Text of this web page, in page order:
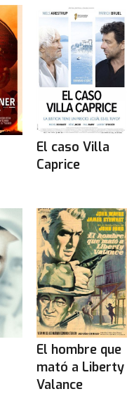
El caso Villa
Caprice
El hombre que
mató a Liberty
Valance